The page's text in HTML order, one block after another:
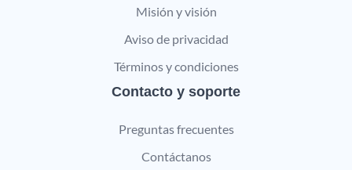
Misión y visión
Aviso de privacidad
Términos y condiciones
Contacto y soporte
Preguntas frecuentes
Contáctanos